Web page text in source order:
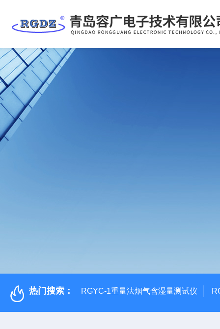
热门搜索： RGYC-1重量法烟气含湿量测试仪